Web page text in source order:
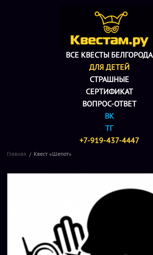
ВСЕ КВЕСТЫ БЕЛГОРОДА
ДЛЯ ДЕТЕЙ
СТРАШНЫЕ
СЕРТИФИКАТ
ВОПРОС-ОТВЕТ
ВК
ТГ
+7-919-437-4447
Главная Квест «Шепот»